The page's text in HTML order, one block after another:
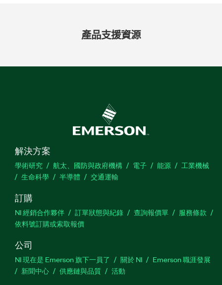
產品支援資源
解決方案
學術研究 航太、國防與政府機構 電子 能源
工業機械
生命科學
半導體 交通運輸
訂購
NI 經銷合作夥伴 訂單狀態與紀錄 查詢報價單
服務條款
依料號訂購或索取報價
公司
NI 現在是 Emerson 旗下一員了 關於 NI
Emerson 職涯發展
新聞中心
供應鏈與品質 活動